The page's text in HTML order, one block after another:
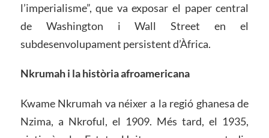
l’imperialisme”, que va exposar el paper central
de Washington i Wall Street en el
subdesenvolupament persistent d’Àfrica.
Nkrumah i la història afroamericana
Kwame Nkrumah va néixer a la regió ghanesa de
Nzima, a Nkroful, el 1909. Més tard, el 1935,